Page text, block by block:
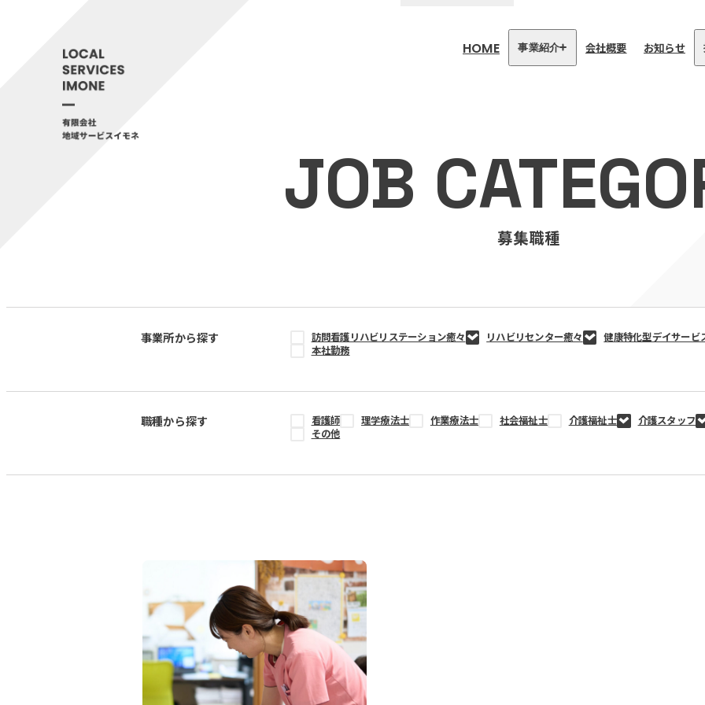
HOME 事業紹介
リハビリセンター癒々
健康特化型デイサービス癒々＋
α
福祉用具プランナー癒々
会社概要 お知らせ
JOB
募集職種
事業所から探す 訪問看護リハビリステーション癒々 リハビリセンター癒々 健康特化型デイサービ
本社勤務
職種から探す 看護師 理学療法士 作業療法士 社会福祉士 介護福祉士 介護スタッフ
その他